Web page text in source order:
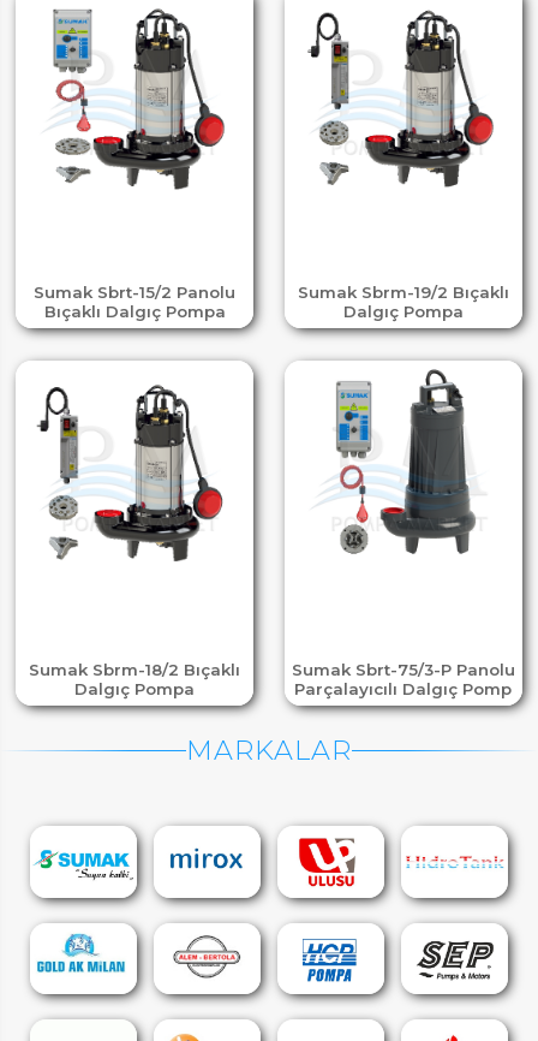
Sumak Sbrt-15/2 Panolu
Bıçaklı Dalgıç Pompa
Sumak Sbrm-19/2 Bıçaklı
Dalgıç Pompa
Sumak Sbrm-18/2 Bıçaklı
Dalgıç Pompa
Sumak Sbrt-75/3-P Panolu
Parçalayıcılı Dalgıç Pomp
MARKALAR